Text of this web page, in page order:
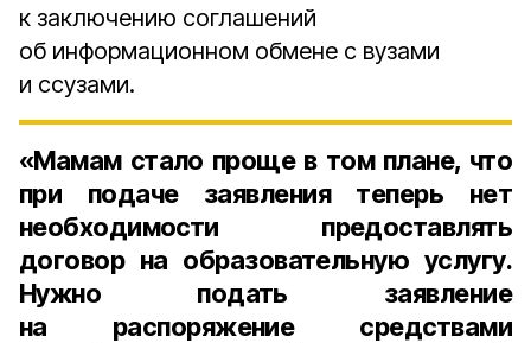
к заключению соглашений
об информационном обмене с вузами
и ссузами.
«Мамам стало проще в том плане, что
при подаче заявления теперь нет
необходимости предоставлять
договор на образовательную услугу.
Нужно подать заявление
на распоряжение средствами